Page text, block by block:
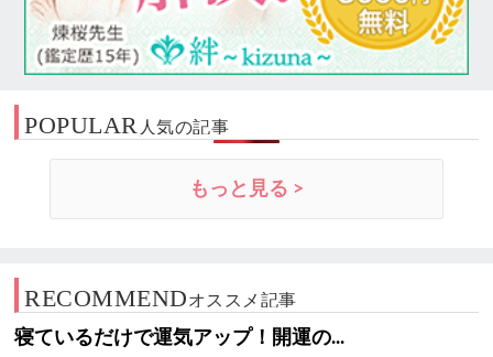
POPULAR人気の記事
もっと見る >
RECOMMENDオススメ記事
寝ているだけで運気アップ！開運の...